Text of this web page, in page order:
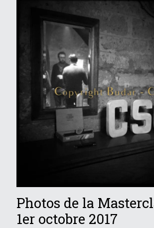
Photos de la
1er octobre 2017